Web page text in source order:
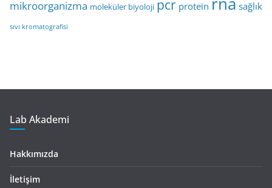
mikroorganizma moleküler biyoloji pcr protein sağlık
sıvı kromatografisi
Lab Akademi
Hakkımızda
İletişim